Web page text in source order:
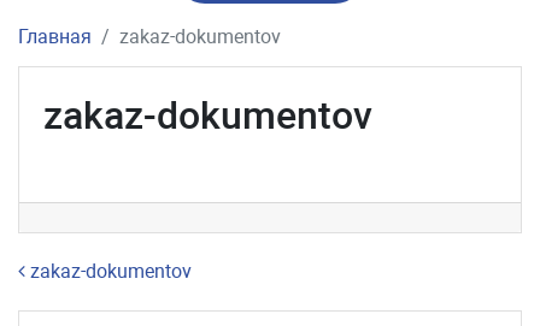
Главная zakaz-dokumentov
zakaz-dokumentov
Навигация по записям
zakaz-dokumentov